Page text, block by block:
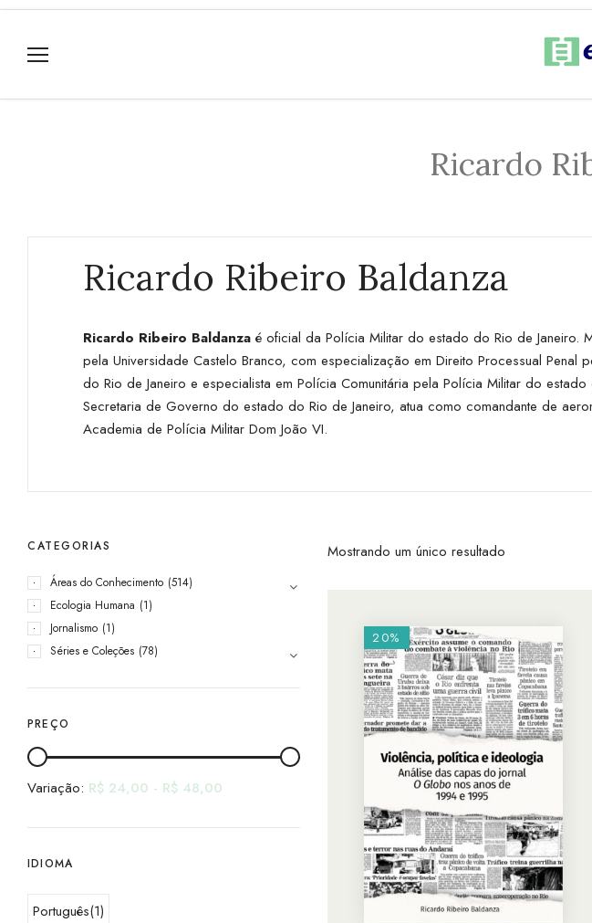
Ricardo
Ricardo Ribeiro Baldanza
Ricardo Ribeiro Baldanza é oficial da Polícia Militar do estado do Rio de Janeiro.
pela Universidade Castelo Branco, com especialização em Direito Processual
do Rio de Janeiro e especialista em Polícia Comunitária pela Polícia Militar do
Secretaria de Governo do estado do Rio de Janeiro, atua como comandante de
Academia de Polícia Militar Dom João VI.
CATEGORIAS
Áreas do Conhecimento (514)
Ecologia Humana (1)
Jornalismo (1)
Séries e Coleções (78)
PREÇO
Variação: R$ 24,00 - R$ 48,00
IDIOMA
Português(1)
Mostrando um único resultado
20%